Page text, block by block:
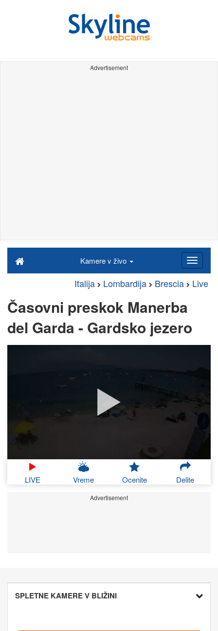
Advertisement
Kamere v živo
Italija Lombardija Brescia Live
Časovni preskok Manerba
del Garda - Gardsko jezero
LIVE Vreme Ocenite Delite
Advertisement
SPLETNE KAMERE V BLIŽINI